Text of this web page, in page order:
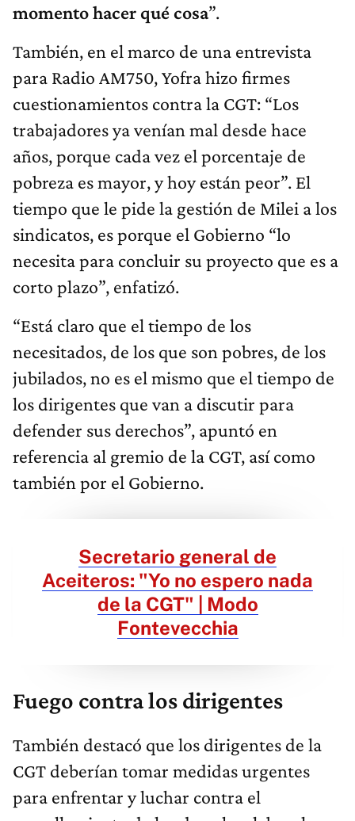
momento hacer qué cosa”.
También, en el marco de una entrevista
para Radio AM750, Yofra hizo firmes
cuestionamientos contra la CGT: “Los
trabajadores ya venían mal desde hace
años, porque cada vez el porcentaje de
pobreza es mayor, y hoy están peor”. El
tiempo que le pide la gestión de Milei a los
sindicatos, es porque el Gobierno “lo
necesita para concluir su proyecto que es a
corto plazo”, enfatizó.
“Está claro que el tiempo de los
necesitados, de los que son pobres, de los
jubilados, no es el mismo que el tiempo de
los dirigentes que van a discutir para
defender sus derechos”, apuntó en
referencia al gremio de la CGT, así como
también por el Gobierno.
Secretario general de
Aceiteros: "Yo no espero nada
de la CGT" | Modo
Fontevecchia
Fuego contra los dirigentes
También destacó que los dirigentes de la
CGT deberían tomar medidas urgentes
para enfrentar y luchar contra el